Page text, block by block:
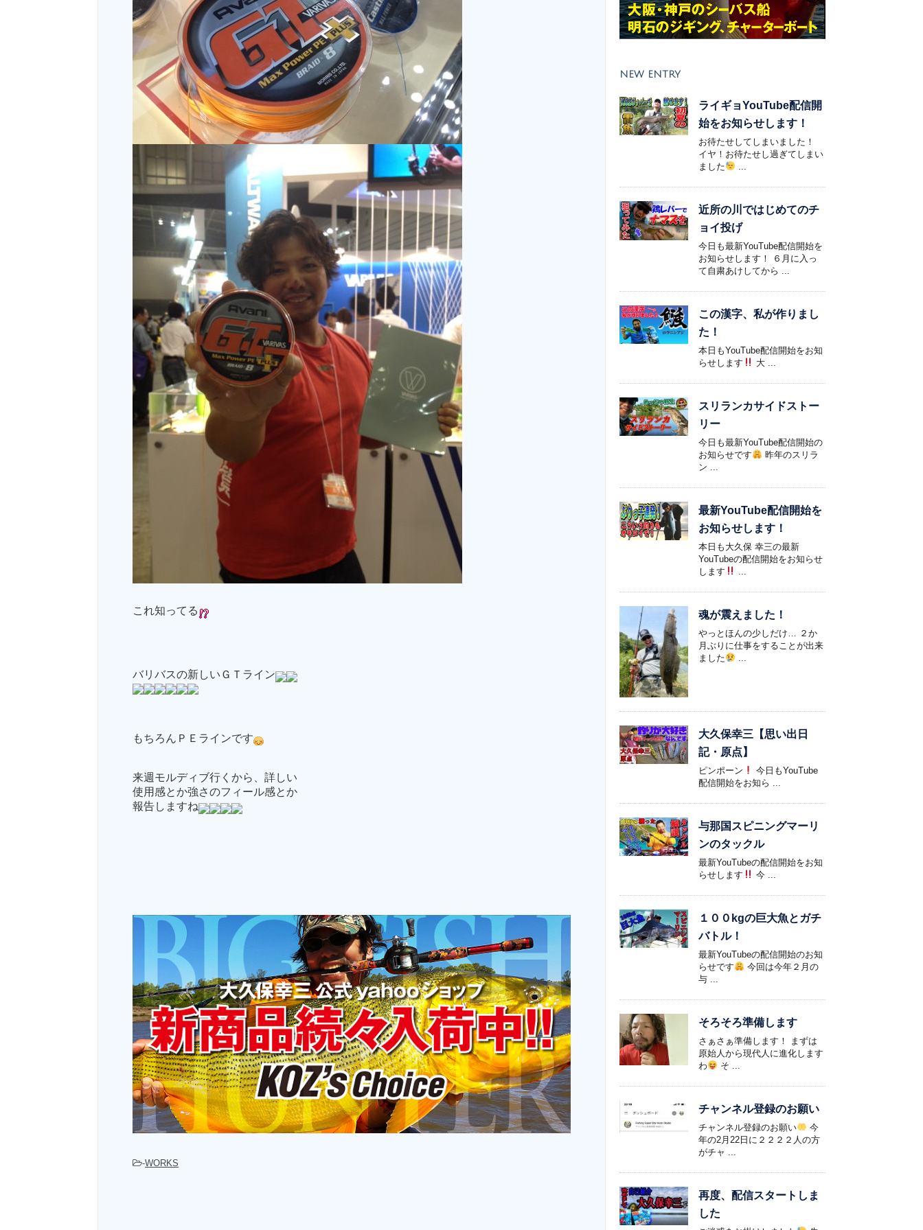
これ知ってる
バリバスの新しいＧＴライン
もちろんＰＥラインです
来週モルディブ行くから、詳しい
使用感とか強さのフィール感とか
報告しますね
-WORKS
NEW ENTRY
ライギョYouTube配信開
始をお知らせします！
お待たせしてしまいました！
イヤ！お待たせし過ぎてしまい
ました
...
近所の川ではじめてのチ
ョイ投げ
今日も最新YouTube配信開始を
お知らせします！ ６月に入っ
て自粛あけしてから ...
この漢字、私が作りまし
た！
本日もYouTube配信開始をお知
らせします
大 ...
スリランカサイドストー
リー
今日も最新YouTube配信開始の
お知らせです
昨年のスリラ
ン ...
最新YouTube配信開始を
お知らせします！
本日も大久保 幸三の最新
YouTubeの配信開始をお知らせ
します
...
魂が震えました！
やっとほんの少しだけ… ２か
月ぶりに仕事をすることが出来
ました
...
大久保幸三【思い出日
記・原点】
ピンポーン
今日もYouTube
配信開始をお知ら ...
与那国スピニングマーリ
ンのタックル
最新YouTubeの配信開始をお知
らせします
今 ...
１００kgの巨大魚とガチ
バトル！
最新YouTubeの配信開始のお知
らせです
今回は今年２月の
与 ...
そろそろ準備します
さぁさぁ準備します！ まずは
原始人から現代人に進化します
わ
そ ...
チャンネル登録のお願い
チャンネル登録のお願い
今
年の2月22日に２２２２人の方
がチャ ...
再度、配信スタートしま
した